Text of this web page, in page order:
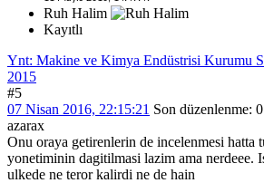
Ruh Halim
Kayıtlı
Ynt: Makine ve Kimya Endüstrisi Kurumu
2015
#5
07 Nisan 2016, 22:15:21 Son düzenlenme:
azarax
Onu oraya getirenlerin de incelenmesi hatta
yonetiminin dagitilmasi lazim ama nerdeee.
ulkede ne teror kalirdi ne de hain